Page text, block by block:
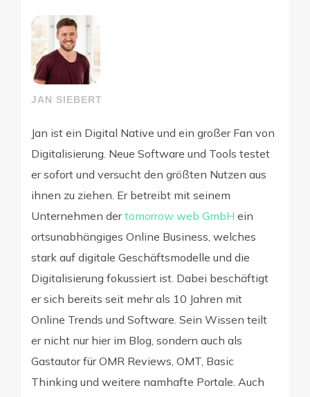
JAN SIEBERT
Jan ist ein Digital Native und ein großer Fan von
Digitalisierung. Neue Software und Tools testet
er sofort und versucht den größten Nutzen aus
ihnen zu ziehen. Er betreibt mit seinem
Unternehmen dertomorrow web GmbH ein
ortsunabhängiges Online Business, welches
stark auf digitale Geschäftsmodelle und die
Digitalisierung fokussiert ist. Dabei beschäftigt
er sich bereits seit mehr als 10 Jahren mit
Online Trends und Software. Sein Wissen teilt
er nicht nur hier im Blog, sondern auch als
Gastautor für OMR Reviews, OMT, Basic
Thinking und weitere namhafte Portale. Auch